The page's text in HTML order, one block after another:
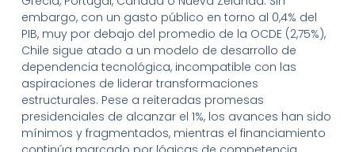
embargo, con un gasto público en torno al 0,4% del
PIB, muy por debajo del promedio de la OCDE (2,75%),
Chile sigue atado a un modelo de desarrollo de
dependencia tecnológica, incompatible con las
aspiraciones de liderar transformaciones
estructurales. Pese a reiteradas promesas
presidenciales de alcanzar el 1%, los avances han sido
mínimos y fragmentados, mientras el financiamiento